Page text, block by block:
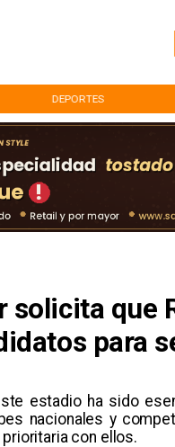
DEPORTES
solicita que
para
estadio ha sido
nacionales y
con ellos.